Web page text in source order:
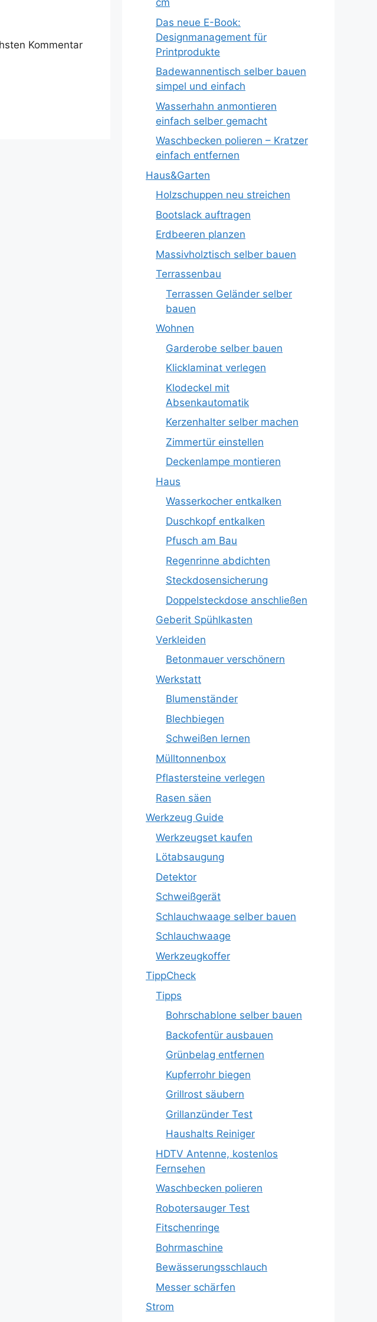
Kommentar
cm
Das neue E-Book:
Designmanagement für
Printprodukte
Badewannentisch selber bauen
simpel und einfach
Wasserhahn anmontieren
einfach selber gemacht
Waschbecken polieren – Kratzer
einfach entfernen
Haus&Garten
Holzschuppen neu streichen
Bootslack auftragen
Erdbeeren planzen
Massivholztisch selber bauen
Terrassenbau
Terrassen Geländer selber
bauen
Wohnen
Garderobe selber bauen
Klicklaminat verlegen
Klodeckel mit
Absenkautomatik
Kerzenhalter selber machen
Zimmertür einstellen
Deckenlampe montieren
Haus
Wasserkocher entkalken
Duschkopf entkalken
Pfusch am Bau
Regenrinne abdichten
Steckdosensicherung
Doppelsteckdose anschließen
Geberit Spühlkasten
Verkleiden
Betonmauer verschönern
Werkstatt
Blumenständer
Blechbiegen
Schweißen lernen
Mülltonnenbox
Pflastersteine verlegen
Rasen säen
Werkzeug Guide
Werkzeugset kaufen
Lötabsaugung
Detektor
Schweißgerät
Schlauchwaage selber bauen
Schlauchwaage
Werkzeugkoffer
TippCheck
Tipps
Bohrschablone selber bauen
Backofentür ausbauen
Grünbelag entfernen
Kupferrohr biegen
Grillrost säubern
Grillanzünder Test
Haushalts Reiniger
HDTV Antenne, kostenlos
Fernsehen
Waschbecken polieren
Robotersauger Test
Fitschenringe
Bohrmaschine
Bewässerungsschlauch
Messer schärfen
Strom